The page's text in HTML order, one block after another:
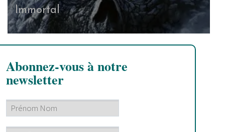
Immortal
Abonnez-vous à notre
newsletter